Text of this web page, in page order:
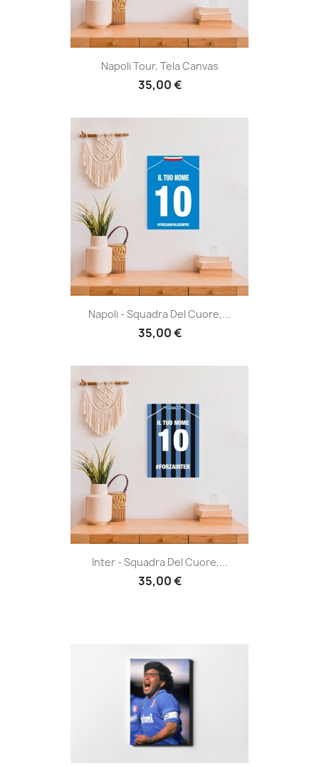
Napoli Tour, Tela Canvas
35,00 €
Napoli - Squadra Del Cuore,...
35,00 €
Inter - Squadra Del Cuore,...
35,00 €